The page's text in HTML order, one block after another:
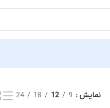
نمایش 9
12
18
24